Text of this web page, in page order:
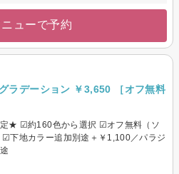
ューで予約
デーション ￥3,650 ［オフ無料
★ ☑約160色から選択 ☑オフ無料（ソ
☑下地カラー追加別途＋￥1,100／パラジ